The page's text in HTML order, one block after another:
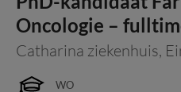
Oncologie –
Catharina ziekenhuis,
WO